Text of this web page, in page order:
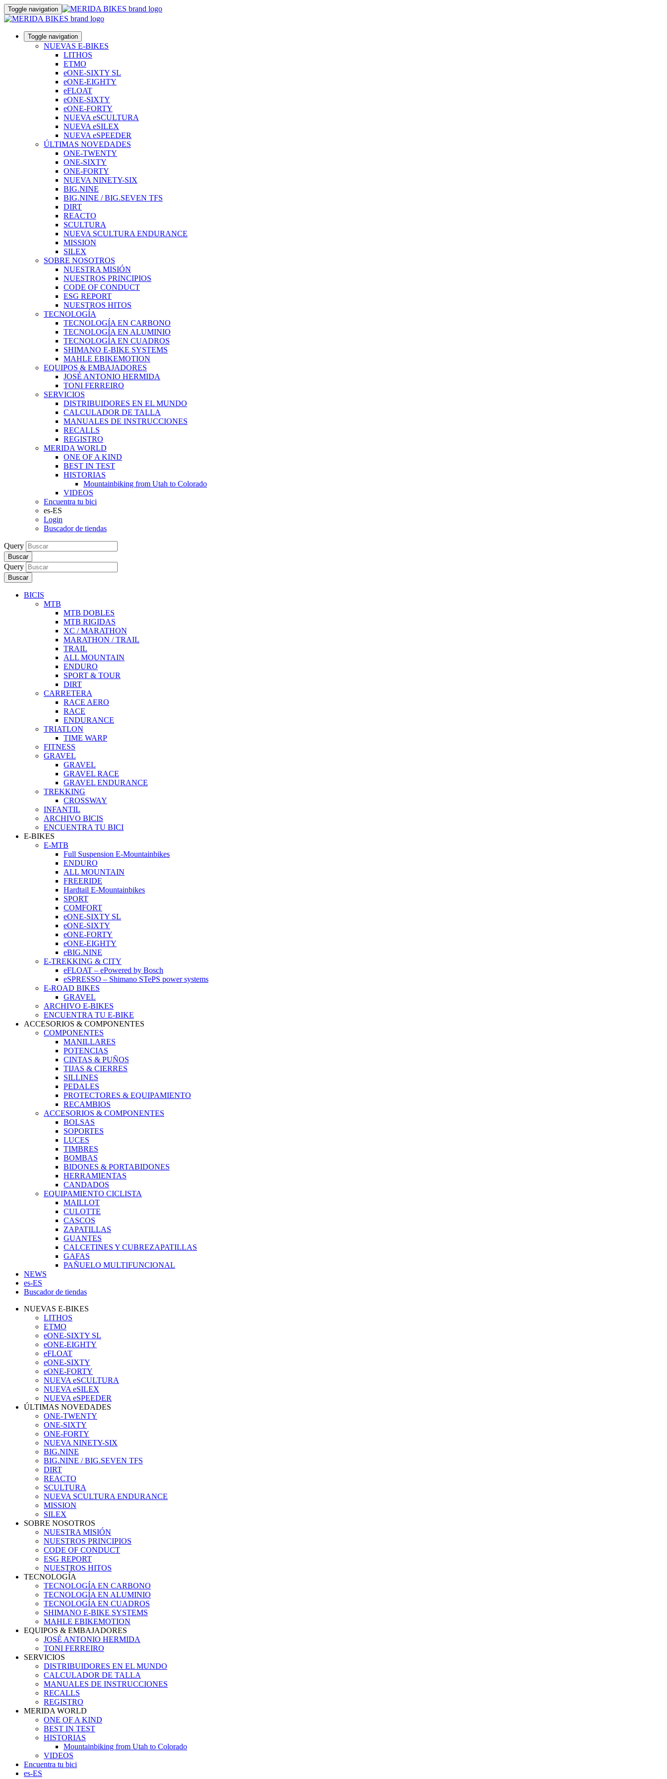
Toggle navigation
Toggle navigation
NUEVAS E-BIKES
LITHOS
ETMO
eONE-SIXTY SL
eONE-EIGHTY
eFLOAT
eONE-SIXTY
eONE-FORTY
NUEVA eSCULTURA
NUEVA eSILEX
NUEVA eSPEEDER
ÚLTIMAS NOVEDADES
ONE-TWENTY
ONE-SIXTY
ONE-FORTY
NUEVA NINETY-SIX
BIG.NINE
BIG.NINE / BIG.SEVEN TFS
DIRT
REACTO
SCULTURA
NUEVA SCULTURA ENDURANCE
MISSION
SILEX
SOBRE NOSOTROS
NUESTRA MISIÓN
NUESTROS PRINCIPIOS
CODE OF CONDUCT
ESG REPORT
NUESTROS HITOS
TECNOLOGÍA
TECNOLOGÍA EN CARBONO
TECNOLOGÍA EN ALUMINIO
TECNOLOGÍA EN CUADROS
SHIMANO E-BIKE SYSTEMS
MAHLE EBIKEMOTION
EQUIPOS & EMBAJADORES
JOSÉ ANTONIO HERMIDA
TONI FERREIRO
SERVICIOS
DISTRIBUIDORES EN EL MUNDO
CALCULADOR DE TALLA
MANUALES DE INSTRUCCIONES
RECALLS
REGISTRO
MERIDA WORLD
ONE OF A KIND
BEST IN TEST
HISTORIAS
Mountainbiking from Utah to Colorado
VIDEOS
Encuentra tu bici
es-ES
Login
Buscador de tiendas
Query
Buscar
Query
Buscar
BICIS
MTB
MTB DOBLES
MTB RIGIDAS
XC / MARATHON
MARATHON / TRAIL
TRAIL
ALL MOUNTAIN
ENDURO
SPORT & TOUR
DIRT
CARRETERA
RACE AERO
RACE
ENDURANCE
TRIATLON
TIME WARP
FITNESS
GRAVEL
GRAVEL
GRAVEL RACE
GRAVEL ENDURANCE
TREKKING
CROSSWAY
INFANTIL
ARCHIVO BICIS
ENCUENTRA TU BICI
E-BIKES
E-MTB
Full Suspension E-Mountainbikes
ENDURO
ALL MOUNTAIN
FREERIDE
Hardtail E-Mountainbikes
SPORT
COMFORT
eONE-SIXTY SL
eONE-SIXTY
eONE-FORTY
eONE-EIGHTY
eBIG.NINE
E-TREKKING & CITY
eFLOAT – ePowered by Bosch
eSPRESSO – Shimano STePS power systems
E-ROAD BIKES
GRAVEL
ARCHIVO E-BIKES
ENCUENTRA TU E-BIKE
ACCESORIOS & COMPONENTES
COMPONENTES
MANILLARES
POTENCIAS
CINTAS & PUÑOS
TIJAS & CIERRES
SILLINES
PEDALES
PROTECTORES & EQUIPAMIENTO
RECAMBIOS
ACCESORIOS & COMPONENTES
BOLSAS
SOPORTES
LUCES
TIMBRES
BOMBAS
BIDONES & PORTABIDONES
HERRAMIENTAS
CANDADOS
EQUIPAMIENTO CICLISTA
MAILLOT
CULOTTE
CASCOS
ZAPATILLAS
GUANTES
CALCETINES Y CUBREZAPATILLAS
GAFAS
PAÑUELO MULTIFUNCIONAL
NEWS
es-ES
Buscador de tiendas
NUEVAS E-BIKES
LITHOS
ETMO
eONE-SIXTY SL
eONE-EIGHTY
eFLOAT
eONE-SIXTY
eONE-FORTY
NUEVA eSCULTURA
NUEVA eSILEX
NUEVA eSPEEDER
ÚLTIMAS NOVEDADES
ONE-TWENTY
ONE-SIXTY
ONE-FORTY
NUEVA NINETY-SIX
BIG.NINE
BIG.NINE / BIG.SEVEN TFS
DIRT
REACTO
SCULTURA
NUEVA SCULTURA ENDURANCE
MISSION
SILEX
SOBRE NOSOTROS
NUESTRA MISIÓN
NUESTROS PRINCIPIOS
CODE OF CONDUCT
ESG REPORT
NUESTROS HITOS
TECNOLOGÍA
TECNOLOGÍA EN CARBONO
TECNOLOGÍA EN ALUMINIO
TECNOLOGÍA EN CUADROS
SHIMANO E-BIKE SYSTEMS
MAHLE EBIKEMOTION
EQUIPOS & EMBAJADORES
JOSÉ ANTONIO HERMIDA
TONI FERREIRO
SERVICIOS
DISTRIBUIDORES EN EL MUNDO
CALCULADOR DE TALLA
MANUALES DE INSTRUCCIONES
RECALLS
REGISTRO
MERIDA WORLD
ONE OF A KIND
BEST IN TEST
HISTORIAS
Mountainbiking from Utah to Colorado
VIDEOS
Encuentra tu bici
es-ES